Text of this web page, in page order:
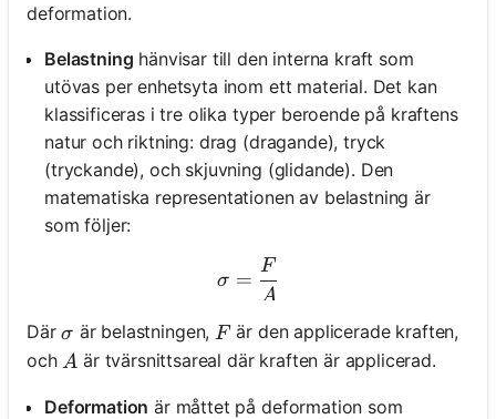
deformation.
Belastning hänvisar till den interna kraft som
utövas per enhetsyta inom ett material. Det kan
klassificeras i tre olika typer beroende på kraftens
natur och riktning: drag (dragande), tryck
(tryckande), och skjuvning (glidande). Den
matematiska representationen av belastning är
som följer:
\sigma = \frac{F}{A}
σ =
A
F
Där\sigma
σ är belastningen, F
Fär den applicerade kraften,
och A
A är tvärsnittsareal där kraften är applicerad.
Deformation är måttet på deformation som